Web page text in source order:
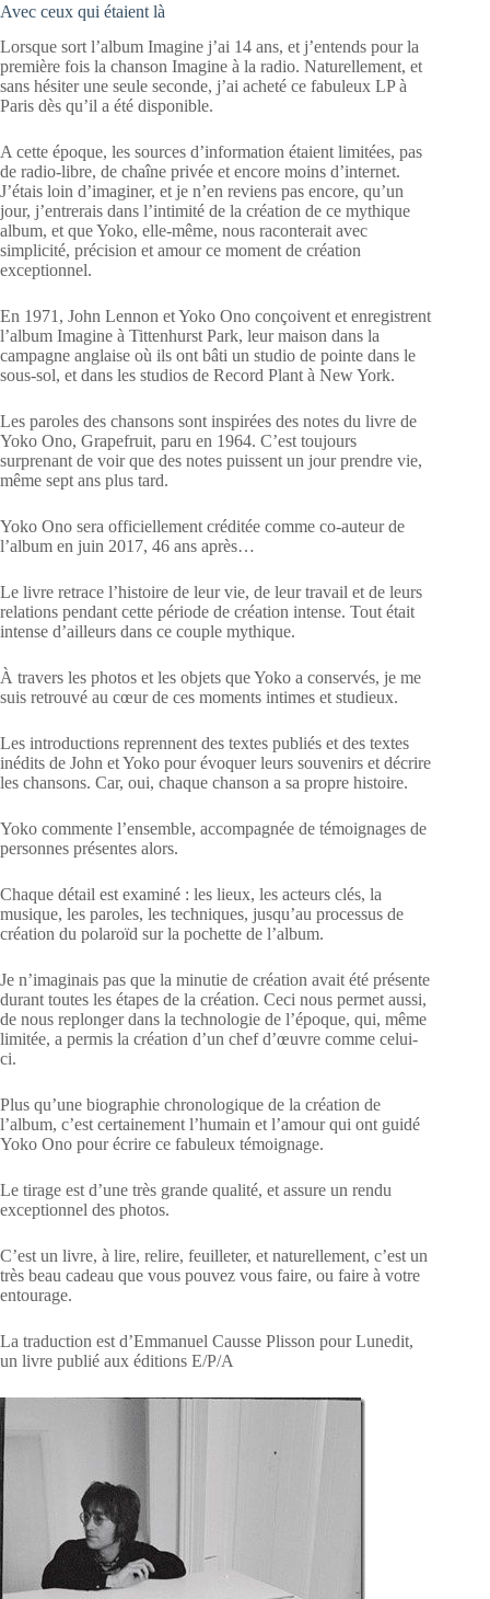
Avec ceux qui étaient là
Lorsque sort l’album Imagine j’ai 14 ans, et j’entends pour la
première fois la chanson Imagine à la radio. Naturellement, et
sans hésiter une seule seconde, j’ai acheté ce fabuleux LP à
Paris dès qu’il a été disponible.
A cette époque, les sources d’information étaient limitées, pas
de radio-libre, de chaîne privée et encore moins d’internet.
J’étais loin d’imaginer, et je n’en reviens pas encore, qu’un
jour, j’entrerais dans l’intimité de la création de ce mythique
album, et que Yoko, elle-même, nous raconterait avec
simplicité, précision et amour ce moment de création
exceptionnel.
En 1971, John Lennon et Yoko Ono conçoivent et enregistrent
l’album Imagine à Tittenhurst Park, leur maison dans la
campagne anglaise où ils ont bâti un studio de pointe dans le
sous-sol, et dans les studios de Record Plant à New York.
Les paroles des chansons sont inspirées des notes du livre de
Yoko Ono, Grapefruit, paru en 1964. C’est toujours
surprenant de voir que des notes puissent un jour prendre vie,
même sept ans plus tard.
Yoko Ono sera officiellement créditée comme co-auteur de
l’album en juin 2017, 46 ans après…
Le livre retrace l’histoire de leur vie, de leur travail et de leurs
relations pendant cette période de création intense. Tout était
intense d’ailleurs dans ce couple mythique.
À travers les photos et les objets que Yoko a conservés, je me
suis retrouvé au cœur de ces moments intimes et studieux.
Les introductions reprennent des textes publiés et des textes
inédits de John et Yoko pour évoquer leurs souvenirs et décrire
les chansons. Car, oui, chaque chanson a sa propre histoire.
Yoko commente l’ensemble, accompagnée de témoignages de
personnes présentes alors.
Chaque détail est examiné : les lieux, les acteurs clés, la
musique, les paroles, les techniques, jusqu’au processus de
création du polaroïd sur la pochette de l’album.
Je n’imaginais pas que la minutie de création avait été présente
durant toutes les étapes de la création. Ceci nous permet aussi,
de nous replonger dans la technologie de l’époque, qui, même
limitée, a permis la création d’un chef d’œuvre comme celui-
ci.
Plus qu’une biographie chronologique de la création de
l’album, c’est certainement l’humain et l’amour qui ont guidé
Yoko Ono pour écrire ce fabuleux témoignage.
Le tirage est d’une très grande qualité, et assure un rendu
exceptionnel des photos.
C’est un livre, à lire, relire, feuilleter, et naturellement, c’est un
très beau cadeau que vous pouvez vous faire, ou faire à votre
entourage.
La traduction est d’Emmanuel Causse Plisson pour Lunedit,
un livre publié aux éditions E/P/A